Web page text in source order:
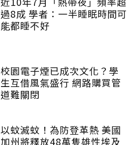
過8成 學者：一半睡眠時間可
能都睡不好
校園電子煙已成次文化？學
生互借風氣盛行 網路購買管
道難關閉
以蚊滅蚊！為防登革熱 美國
加州將釋放48萬隻雄性埃及